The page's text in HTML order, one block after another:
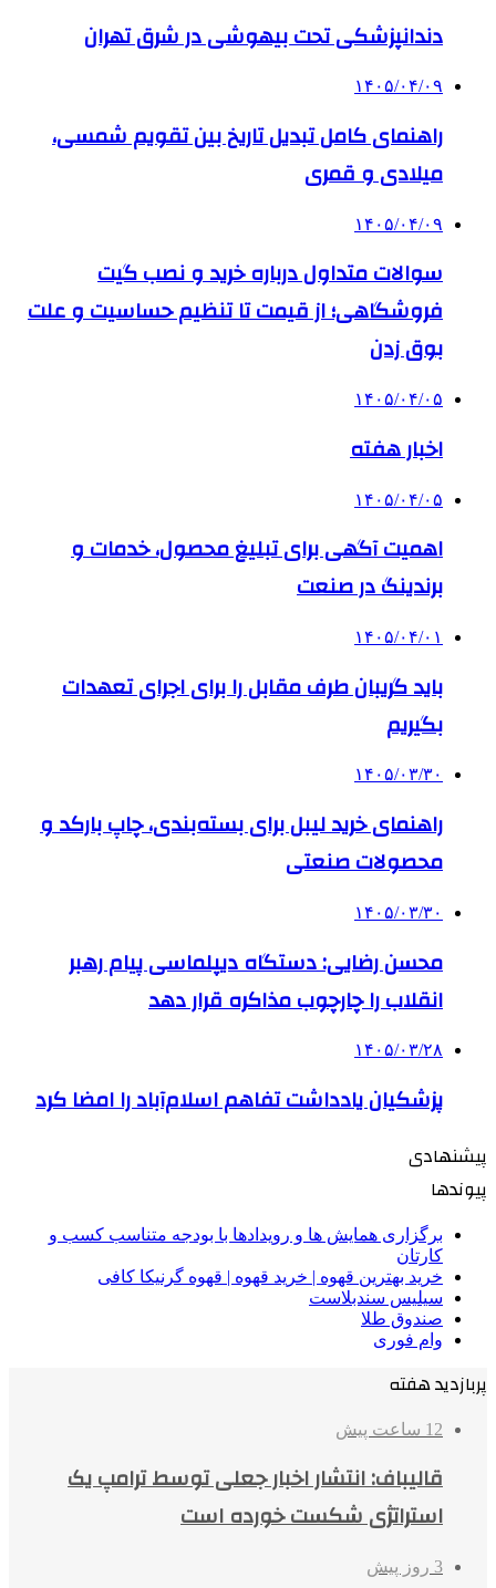
دندانپزشکی تحت بیهوشی در شرق تهران
۱۴۰۵/۰۴/۰۹
راهنمای کامل تبدیل تاریخ بین تقویم شمسی،
میلادی و قمری
۱۴۰۵/۰۴/۰۹
سوالات متداول درباره خرید و نصب گیت
فروشگاهی؛ از قیمت تا تنظیم حساسیت و علت
بوق زدن
۱۴۰۵/۰۴/۰۵
اخبار هفته
۱۴۰۵/۰۴/۰۵
اهمیت آگهی برای تبلیغ محصول، خدمات و
برندینگ در صنعت
۱۴۰۵/۰۴/۰۱
باید گریبان طرف مقابل را برای اجرای تعهدات
بگیریم
۱۴۰۵/۰۳/۳۰
راهنمای خرید لیبل برای بسته‌بندی، چاپ بارکد و
محصولات صنعتی
۱۴۰۵/۰۳/۳۰
محسن رضایی: دستگاه دیپلماسی پیام رهبر
انقلاب را چارچوب مذاکره قرار دهد
۱۴۰۵/۰۳/۲۸
پزشکیان یادداشت تفاهم اسلام‌آباد را امضا کرد
پیشنهادی
پیوندها
برگزاری همایش ها و رویدادها با بودجه متناسب کسب و
کارتان
خرید بهترین قهوه | خرید قهوه | قهوه گرنیکا کافی
سیلیس سندبلاست
صندوق طلا
وام فوری
پربازدید هفته
12 ساعت پیش
قالیباف: انتشار اخبار جعلی توسط ترامپ یک
استراتژی شکست خورده است
3 روز پیش